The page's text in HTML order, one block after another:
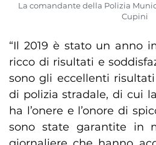
La comandante della Polizia
Cupini
“Il 2019 è stato un anno
ricco di risultati e
sono gli eccellenti
di polizia stradale, di cui
ha l’onere e l’onore di
sono state garantite in